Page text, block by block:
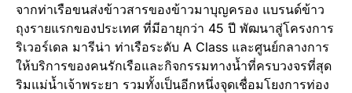
จากท่าเรือขนส่งข้าวสารของข้าวมาบุญครอง แบรนด์ข้าว
ถุงรายแรกของประเทศ ที่มีอายุกว่า 45 ปี พัฒนาสู่โครงการ
ริเวอร์เดล มารีน่า ท่าเรือระดับ A Class และศูนย์กลางการ
ให้บริการของคนรักเรือและกิจกรรมทางน้ำที่ครบวงจรที่สุด
ริมแม่น้ำเจ้าพระยา รวมทั้งเป็นอีกหนึ่งจุดเชื่อมโยงการท่อง